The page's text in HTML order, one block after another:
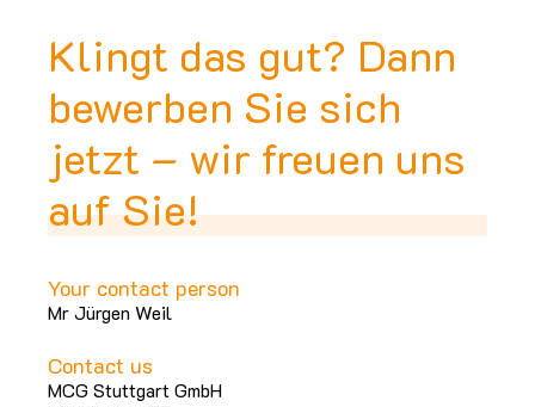
Klingt das gut? Dann
bewerben Sie sich
jetzt – wir freuen uns
auf Sie!
Your contact person
Mr Jürgen Weil
Contact us
MCG Stuttgart GmbH